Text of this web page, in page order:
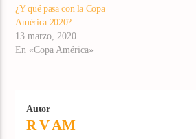
¿Y qué pasa con la Copa
América 2020?
13 marzo, 2020
En «Copa América»
Autor
R V AM